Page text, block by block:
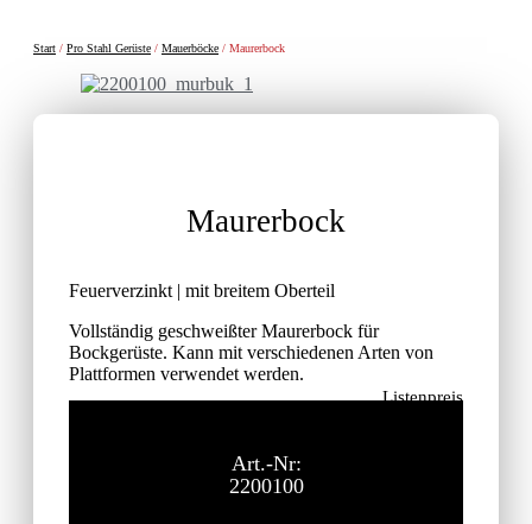
Start / Pro Stahl Gerüste / Mauerböcke / Maurerbock
Maurerbock
Feuerverzinkt | mit breitem Oberteil
Vollständig geschweißter Maurerbock für
Bockgerüste. Kann mit verschiedenen Arten von
Plattformen verwendet werden.
Listenpreis
Art.-Nr:
2200100